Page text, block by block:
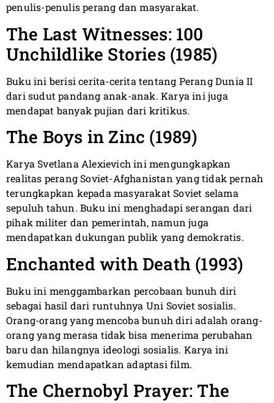
penulis-penulis perang dan masyarakat.
The Last Witnesses: 100
Unchildlike Stories (1985)
Buku ini berisi cerita-cerita tentang Perang Dunia II
dari sudut pandang anak-anak. Karya ini juga
mendapat banyak pujian dari kritikus.
The Boys in Zinc (1989)
Karya Svetlana Alexievich ini mengungkapkan
realitas perang Soviet-Afghanistan yang tidak pernah
terungkapkan kepada masyarakat Soviet selama
sepuluh tahun. Buku ini menghadapi serangan dari
pihak militer dan pemerintah, namun juga
mendapatkan dukungan publik yang demokratis.
Enchanted with Death (1993)
Buku ini menggambarkan percobaan bunuh diri
sebagai hasil dari runtuhnya Uni Soviet sosialis.
Orang-orang yang mencoba bunuh diri adalah orang-
orang yang merasa tidak bisa menerima perubahan
baru dan hilangnya ideologi sosialis. Karya ini
kemudian mendapatkan adaptasi film.
The Chernobyl Prayer: The